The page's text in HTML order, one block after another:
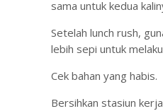
sama untuk kedua
Setelah lunch rush,
lebih sepi untuk
Cek bahan yang habis.
Bersihkan stasiun